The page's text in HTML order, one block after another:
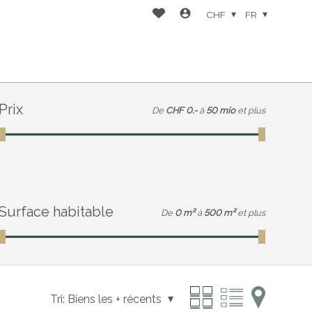
CHF FR
Prix De CHF 0.- à 50 mio et plus
habitable De 0 m² à 500 m² et plus
Tri: Biens les + récents